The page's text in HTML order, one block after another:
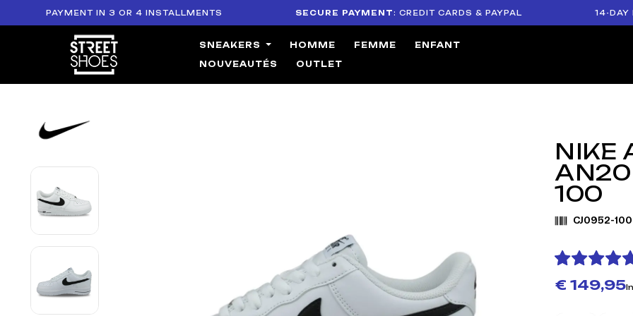
PAYMENT IN 3 OR 4 INSTALLMENTS SECURE PAYMENT: CREDIT CARDS & PAYPAL 14-DAY
SNEAKERS HOMME FEMME
ENFANT
NOUVEAUTÉS
OUTLET
NIKE
100
CJ0952-100
€ 149,95